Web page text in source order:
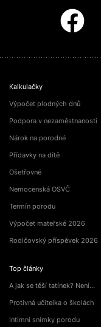
Kalkulačky
Výpočet plodných dnů
Podpora v nezaměstnanosti
Nárok na porodné
Přídavky na dítě
Ošetřovné
Nemocenská OSVČ
Termín porodu
Výpočet mateřské 2026
Rodičovský příspěvek 2026
Top články
A jak se těší tatínek? Není…
Protivná učitelka o školách
Intimní snímky porodu